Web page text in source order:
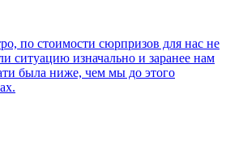
по стоимости сюрпризов для нас не
ситуацию изначально и заранее нам
была ниже, чем мы до этого